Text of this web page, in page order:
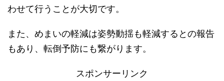
わせて行うことが大切です。
また、めまいの軽減は姿勢動揺も軽減するとの報告
もあり、転倒予防にも繋がります。
スポンサーリンク